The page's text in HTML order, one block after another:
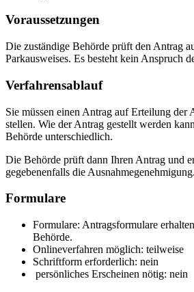
Voraussetzungen
Die zuständige Behörde prüft den Antrag
Parkausweises. Es besteht kein Anspruch
Verfahrensablauf
Sie müssen einen Antrag auf Erteilung der
stellen. Wie der Antrag gestellt werden
Behörde unterschiedlich.
Die Behörde prüft dann Ihren Antrag und
gegebenenfalls die Ausnahmegenehmigung.
Formulare
Formulare: Antragsformulare
Behörde.
Onlineverfahren möglich: teilweise
Schriftform erforderlich: nein
persönliches Erscheinen nötig: nein